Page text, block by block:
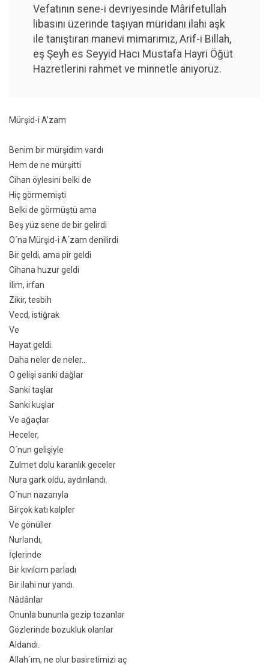
Vefatının sene-i devriyesinde Mârifetullah
libasını üzerinde taşıyan müridanı ilahi aşk
ile tanıştıran manevi mimarımız, Arif-i Billah,
eş Şeyh es Seyyid Hacı Mustafa Hayri Öğüt
Hazretlerini rahmet ve minnetle anıyoruz.
Mürşid-i A’zam
Benim bir mürşidim vardı
Hem de ne mürşitti
Cihan öylesini belki de
Hiç görmemişti
Belki de görmüştü ama
Beş yüz sene de bir gelirdi
O´na Mürşid-i A´zam denilirdi
Bir geldi, ama pîr geldi
Cihana huzur geldi
İlim, irfan
Zikir, tesbih
Vecd, istiğrak
Ve
Hayat geldi.
Daha neler de neler…
O gelişi sanki dağlar
Sanki taşlar
Sanki kuşlar
Ve ağaçlar
Heceler,
O´nun gelişiyle
Zulmet dolu karanlık geceler
Nura gark oldu, aydınlandı.
O´nun nazarıyla
Birçok katı kalpler
Ve gönüller
Nurlandı,
İçlerinde
Bir kıvılcım parladı
Bir ilahi nur yandı.
Nâdânlar
Onunla bununla gezip tozanlar
Gözlerinde bozukluk olanlar
Aldandı.
Allah´ım, ne olur basiretimizi aç